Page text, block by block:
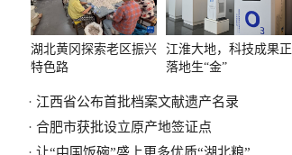
湖北黄冈探索老区振兴
特色路
江淮大地，科技成果正
落地生“金”
· 江西省公布首批档案文献遗产名录
· 合肥市获批设立原产地签证点